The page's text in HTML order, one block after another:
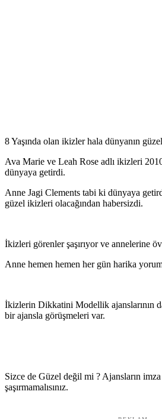
8 Yaşında olan ikizler hala dünyanın
Ava Marie ve Leah Rose adlı ikizleri
dünyaya getirdi.
Anne Jagi Clements tabi ki dünyaya
güzel ikizleri olacağından habersizdi.
İkizleri görenler şaşırıyor ve annelerine
Anne hemen hemen her gün harika
İkizlerin Dikkatini Modellik ajanslarının
bir ajansla görüşmeleri var.
Sizce de Güzel değil mi ? Ajansların imza
şaşırmamalısınız.